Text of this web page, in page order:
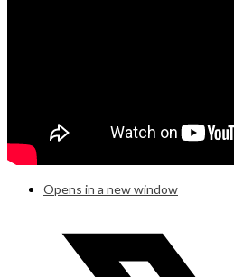
Opens in a new window